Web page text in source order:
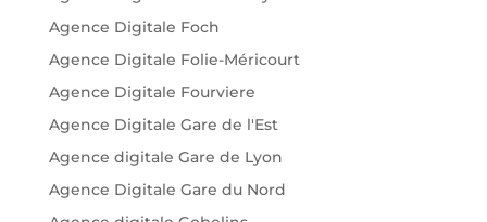
Agence Digitale Foch
Agence Digitale Folie-Méricourt
Agence Digitale Fourviere
Agence Digitale Gare de l'Est
Agence digitale Gare de Lyon
Agence Digitale Gare du Nord